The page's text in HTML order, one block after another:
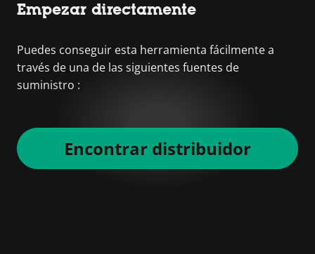
Empezar directamente
Puedes conseguir esta herramienta fácilmente a
través de una de las siguientes fuentes de
suministro :
Encontrar distribuidor